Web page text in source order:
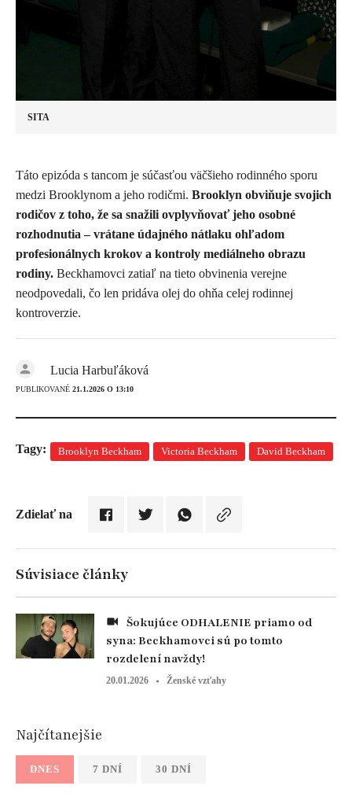
SITA
Táto epizóda s tancom je súčasťou väčšieho rodinného sporu
medzi Brooklynom a jeho rodičmi. Brooklyn obviňuje svojich
rodičov z toho, že sa snažili ovplyvňovať jeho osobné
rozhodnutia – vrátane údajného nátlaku ohľadom
profesionálnych krokov a kontroly mediálneho obrazu
rodiny. Beckhamovci zatiaľ na tieto obvinenia verejne
neodpovedali, čo len pridáva olej do ohňa celej rodinnej
kontroverzie.
Lucia Harbuľáková
PUBLIKOVANÉ 21.1.2026 O 13:10
Tagy: Brooklyn Beckham Victoria Beckham David Beckham
Zdielať na
Súvisiace články
syna: Beckhamovci sú po tomto
rozdelení navždy!
20.01.2026 Ženské vzťahy
Najčítanejšie
DNES 7 DNÍ 30 DNÍ